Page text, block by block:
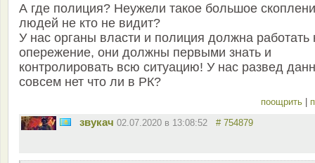
А где полиция? Неужели такое большое
людей не кто не видит?
У нас органы власти и полиция должна работать
опережение, они должны первыми знать и
контролировать всю ситуацию! У нас развед
совсем нет что ли в РК?
поощрить |
звукач 02.07.2020 в 13:08:52 # 754879